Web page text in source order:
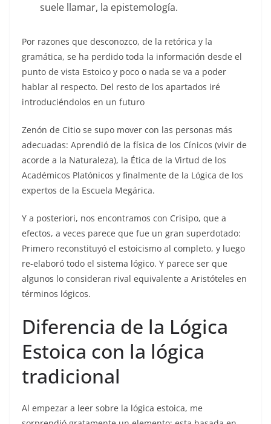
suele llamar, la epistemología.
Por razones que desconozco, de la retórica y la
gramática, se ha perdido toda la información desde el
punto de vista Estoico y poco o nada se va a poder
hablar al respecto. Del resto de los apartados iré
introduciéndolos en un futuro
Zenón de Citio se supo mover con las personas más
adecuadas: Aprendió de la física de los Cínicos (vivir de
acorde a la Naturaleza), la Ética de la Virtud de los
Académicos Platónicos y finalmente de la Lógica de los
expertos de la Escuela Megárica.
Y a posteriori, nos encontramos con Crisipo, que a
efectos, a veces parece que fue un gran superdotado:
Primero reconstituyó el estoicismo al completo, y luego
re-elaboró todo el sistema lógico. Y parece ser que
algunos lo consideran rival equivalente a Aristóteles en
términos lógicos.
Diferencia de la Lógica
Estoica con la lógica
tradicional
Al empezar a leer sobre la lógica estoica, me